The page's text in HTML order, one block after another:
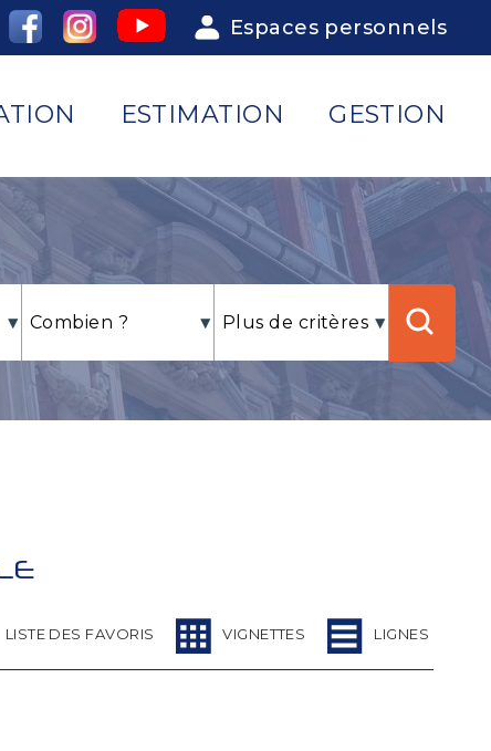
Espaces personnels
ESTIMATION GESTION
LISTE DES FAVORIS VIGNETTES LIGNES